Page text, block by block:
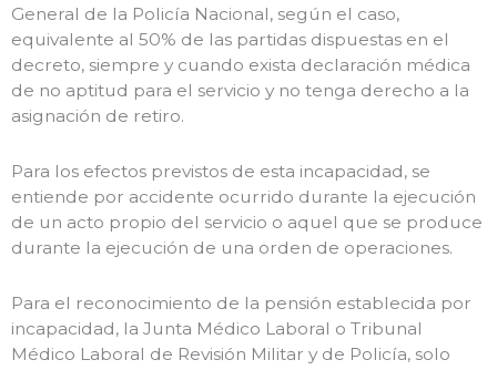
General de la Policía Nacional, según el caso,
equivalente al 50% de las partidas dispuestas en el
decreto, siempre y cuando exista declaración médica
de no aptitud para el servicio y no tenga derecho a la
asignación de retiro.
Para los efectos previstos de esta incapacidad, se
entiende por accidente ocurrido durante la ejecución
de un acto propio del servicio o aquel que se produce
durante la ejecución de una orden de operaciones.
Para el reconocimiento de la pensión establecida por
incapacidad, la Junta Médico Laboral o Tribunal
Médico Laboral de Revisión Militar y de Policía, solo